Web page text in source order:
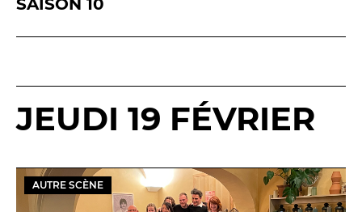
SAISON 10
JEUDI 19 FÉVRIER
AUTRE SCÈNE